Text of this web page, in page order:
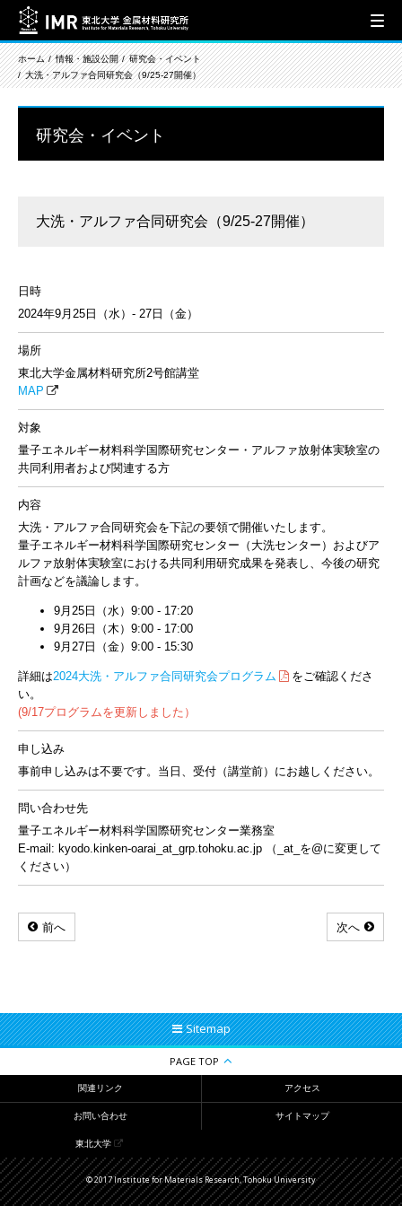
ホーム 情報・施設公開
研究会・イベント
大洗・アルファ合同研究会（9/25-27開催）
研究会・イベント
大洗・アルファ合同研究会（9/25-27開催）
日時
2024年9月25日（水）- 27日（金）
場所
東北大学金属材料研究所2号館講堂
MAP
対象
量子エネルギー材料科学国際研究センター・アルファ放射体実験室の
共同利用者および関連する方
内容
大洗・アルファ合同研究会を下記の要領で開催いたします。
量子エネルギー材料科学国際研究センター（大洗センター）およびア
ルファ放射体実験室における共同利用研究成果を発表し、今後の研究
計画などを議論します。
9月25日（水）9:00 - 17:20
9月26日（木）9:00 - 17:00
9月27日（金）9:00 - 15:30
詳細は2024⼤洗・アルファ合同研究会プログラム
をご確認くださ
い。
(9/17プログラムを更新しました）
申し込み
事前申し込みは不要です。当日、受付（講堂前）にお越しください。
問い合わせ先
量子エネルギー材料科学国際研究センター業務室
E-mail: kyodo.kinken-oarai_at_grp.tohoku.ac.jp （_at_を@に変更して
ください）
前へ 次へ
Sitemap
PAGE TOP
関連リンク アクセス
お問い合わせ サイトマップ
東北大学
© 2017 Institute for Materials Research, Tohoku University